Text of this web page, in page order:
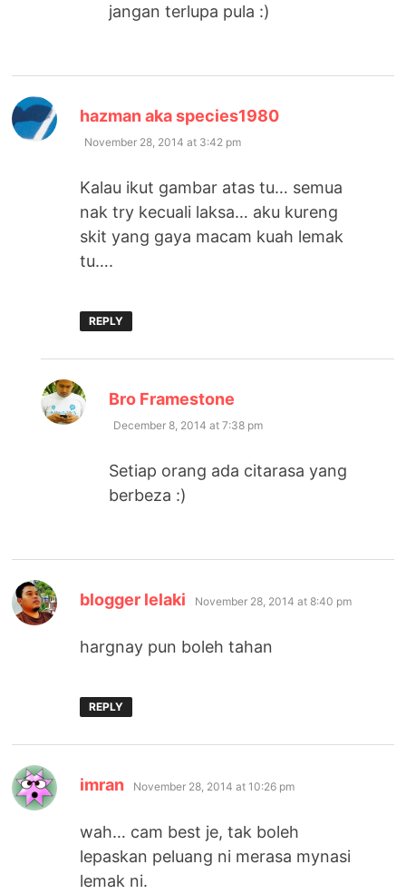
jangan terlupa pula :)
hazman aka species1980
November 28, 2014 at 3:42 pm
Kalau ikut gambar atas tu… semua
nak try kecuali laksa… aku kureng
skit yang gaya macam kuah lemak
tu….
REPLY
Bro Framestone
December 8, 2014 at 7:38 pm
Setiap orang ada citarasa yang
berbeza :)
blogger lelaki says:
November 28, 2014 at 8:40 pm
hargnay pun boleh tahan
REPLY
imran says:
November 28, 2014 at 10:26 pm
wah… cam best je, tak boleh
lepaskan peluang ni merasa mynasi
lemak ni.